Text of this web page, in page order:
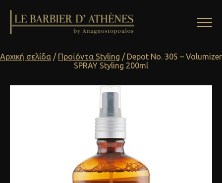
Αρχική σελίδα / Προϊόντα Styling / Depot No. 305 – Volumizer
SPRAY Styling 200ml